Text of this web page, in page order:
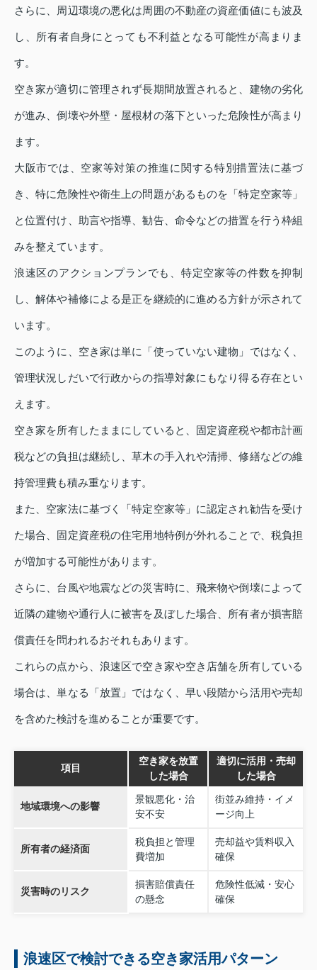
さらに、周辺環境の悪化は周囲の不動産の資産価値にも波及
し、所有者自身にとっても不利益となる可能性が高まりま
す。
空き家が適切に管理されず長期間放置されると、建物の劣化
が進み、倒壊や外壁・屋根材の落下といった危険性が高まり
ます。
大阪市では、空家等対策の推進に関する特別措置法に基づ
き、特に危険性や衛生上の問題があるものを「特定空家等」
と位置付け、助言や指導、勧告、命令などの措置を行う枠組
みを整えています。
浪速区のアクションプランでも、特定空家等の件数を抑制
し、解体や補修による是正を継続的に進める方針が示されて
います。
このように、空き家は単に「使っていない建物」ではなく、
管理状況しだいで行政からの指導対象にもなり得る存在とい
えます。
空き家を所有したままにしていると、固定資産税や都市計画
税などの負担は継続し、草木の手入れや清掃、修繕などの維
持管理費も積み重なります。
また、空家法に基づく「特定空家等」に認定され勧告を受け
た場合、固定資産税の住宅用地特例が外れることで、税負担
が増加する可能性があります。
さらに、台風や地震などの災害時に、飛来物や倒壊によって
近隣の建物や通行人に被害を及ぼした場合、所有者が損害賠
償責任を問われるおそれもあります。
これらの点から、浪速区で空き家や空き店舗を所有している
場合は、単なる「放置」ではなく、早い段階から活用や売却
を含めた検討を進めることが重要です。
項目
空き家を放置
した場合
適切に活用・売却
した場合
地域環境への影響
景観悪化・治
安不安
街並み維持・イメ
ージ向上
所有者の経済面
税負担と管理
費増加
売却益や賃料収入
確保
災害時のリスク
損害賠償責任
の懸念
危険性低減・安心
確保
浪速区で検討できる空き家活用パターン